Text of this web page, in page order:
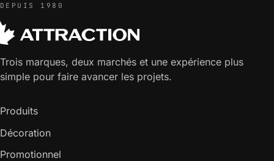
DEPUIS 1980
Trois marques, deux marchés et une expérience plus
simple pour faire avancer les projets.
Produits
Décoration
Promotionnel